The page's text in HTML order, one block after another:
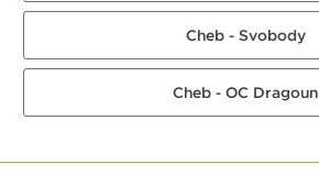
Cheb - Svobody
Cheb - OC Dragoun